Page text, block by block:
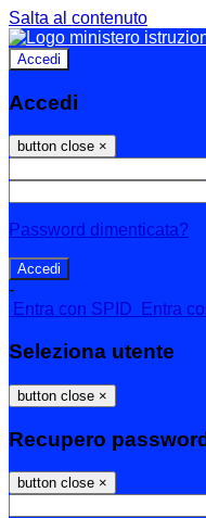
Salta al contenuto
Accedi
Accedi
button close ×
Password dimenticata?
-
Entra con SPID
Entra
Seleziona utente
button close ×
Recupero
button close ×